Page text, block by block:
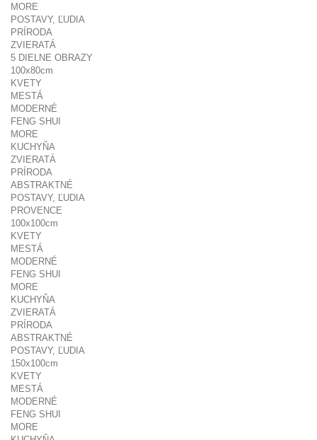
MORE
POSTAVY, ĽUDIA
PRÍRODA
ZVIERATÁ
5 DIELNE OBRAZY
100x80cm
KVETY
MESTÁ
MODERNÉ
FENG SHUI
MORE
KUCHYŇA
ZVIERATÁ
PRÍRODA
ABSTRAKTNÉ
POSTAVY, ĽUDIA
PROVENCE
100x100cm
KVETY
MESTÁ
MODERNÉ
FENG SHUI
MORE
KUCHYŇA
ZVIERATÁ
PRÍRODA
ABSTRAKTNÉ
POSTAVY, ĽUDIA
150x100cm
KVETY
MESTÁ
MODERNÉ
FENG SHUI
MORE